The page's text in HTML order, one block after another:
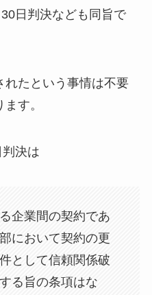
日判決なども同旨で
れたという事情は不要
す。
決は
企業間の契約であ
において契約の更
として信頼関係破
る旨の条項はな